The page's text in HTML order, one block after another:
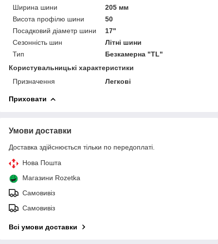
Ширина шини
205 мм
Висота профілю шини
50
Посадковий діаметр шини
17"
Сезонність шин
Літні шини
Тип
Безкамерна "TL"
Користувальницькі характеристики
Призначення
Легкові
Приховати
Умови доставки
Доставка здійснюється тільки по передоплаті.
Нова Пошта
Магазини Rozetka
Самовивіз
Самовивіз
Всі умови доставки